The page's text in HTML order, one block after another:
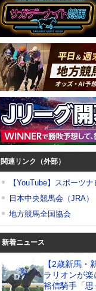
関連リンク（外部）
【YouTube】スポーツ
日本中央競馬会（JRA）
地方競馬全国協会
新着ニュース
【2歳新馬・
ラリオンが
裕信騎手「思